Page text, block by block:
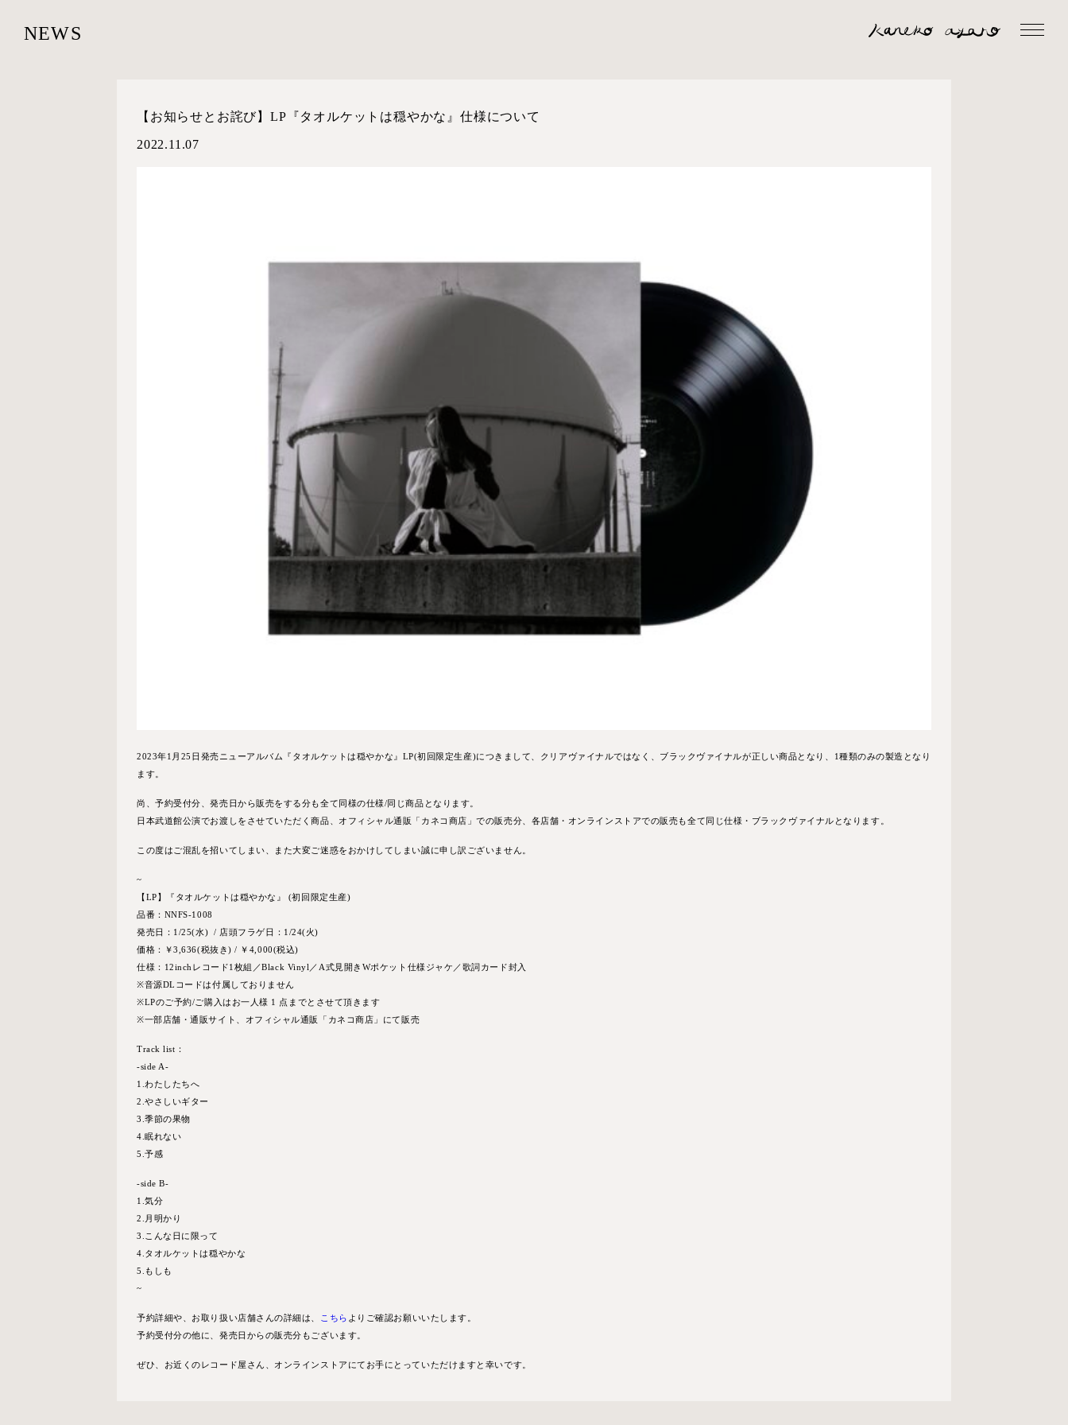
NEWS
【お知らせとお詫び】LP『タオルケットは穏やかな』仕様について
2022.11.07
2023年1月25日発売ニューアルバム『タオルケットは穏やかな』LP(初回限定生産)につきまして、クリアヴァイナルではなく、ブラックヴァイナルが正しい商品となり、1種類のみの製造となり
ます。
尚、予約受付分、発売日から販売をする分も全て同様の仕様/同じ商品となります。
日本武道館公演でお渡しをさせていただく商品、オフィシャル通販「カネコ商店」での販売分、各店舗・オンラインストアでの販売も全て同じ仕様・ブラックヴァイナルとなります。
この度はご混乱を招いてしまい、また大変ご迷惑をおかけしてしまい誠に申し訳ございません。
~
【LP】『タオルケットは穏やかな』 (初回限定生産)
品番： NNFS-1008
発売日： 1/25(水) / 店頭フラゲ日： 1/24(火)
価格：￥3,636(税抜き) / ￥ 4,000(税込)
仕様： 12inch レコード1 枚組／Black Vinyl／ A式見開き Wポケット仕様ジャケ／歌詞カード封入
※音源DL コードは付属しておりません
※LPのご予約/ご購入はお一人様 1 点までとさせて頂きます
※一部店舗・通販サイト、オフィシャル通販「カネコ商店」にて販売
Track list：
-side A-
1.わたしたちへ
2.やさしいギター
3.季節の果物
4.眠れない
5.予感
-side B-
1.気分
2.月明かり
3.こんな日に限って
4.タオルケットは穏やかな
5.もしも
~
予約詳細や、お取り扱い店舗さんの詳細は、 こちら よりご確認お願いいたします。
予約受付分の他に、発売日からの販売分もございます。
ぜひ、お近くのレコード屋さん、オンラインストアにてお手にとっていただけますと幸いです。